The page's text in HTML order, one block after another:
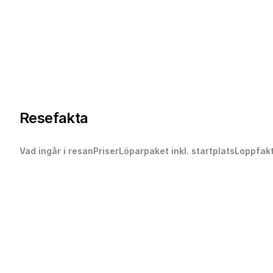
Resefakta
Vad ingår i resanPriserLöparpaket inkl. startplats